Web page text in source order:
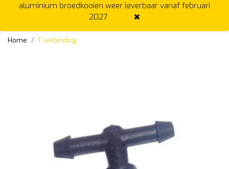
aluminium broedkooien weer leverbaar vanaf februari
2027
Home T verbinding